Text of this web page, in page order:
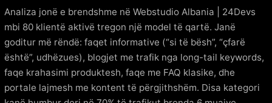
Analiza jonë e brendshme në Webstudio Albania | 24Devs
mbi 80 klientë aktivë tregon një model të qartë. Janë
goditur më rëndë: faqet informative (“si të bësh”, “çfarë
është”, udhëzues), blogjet me trafik nga long-tail keywords,
faqe krahasimi produktesh, faqe me FAQ klasike, dhe
portale lajmesh me kontent të përgjithshëm. Disa kategori